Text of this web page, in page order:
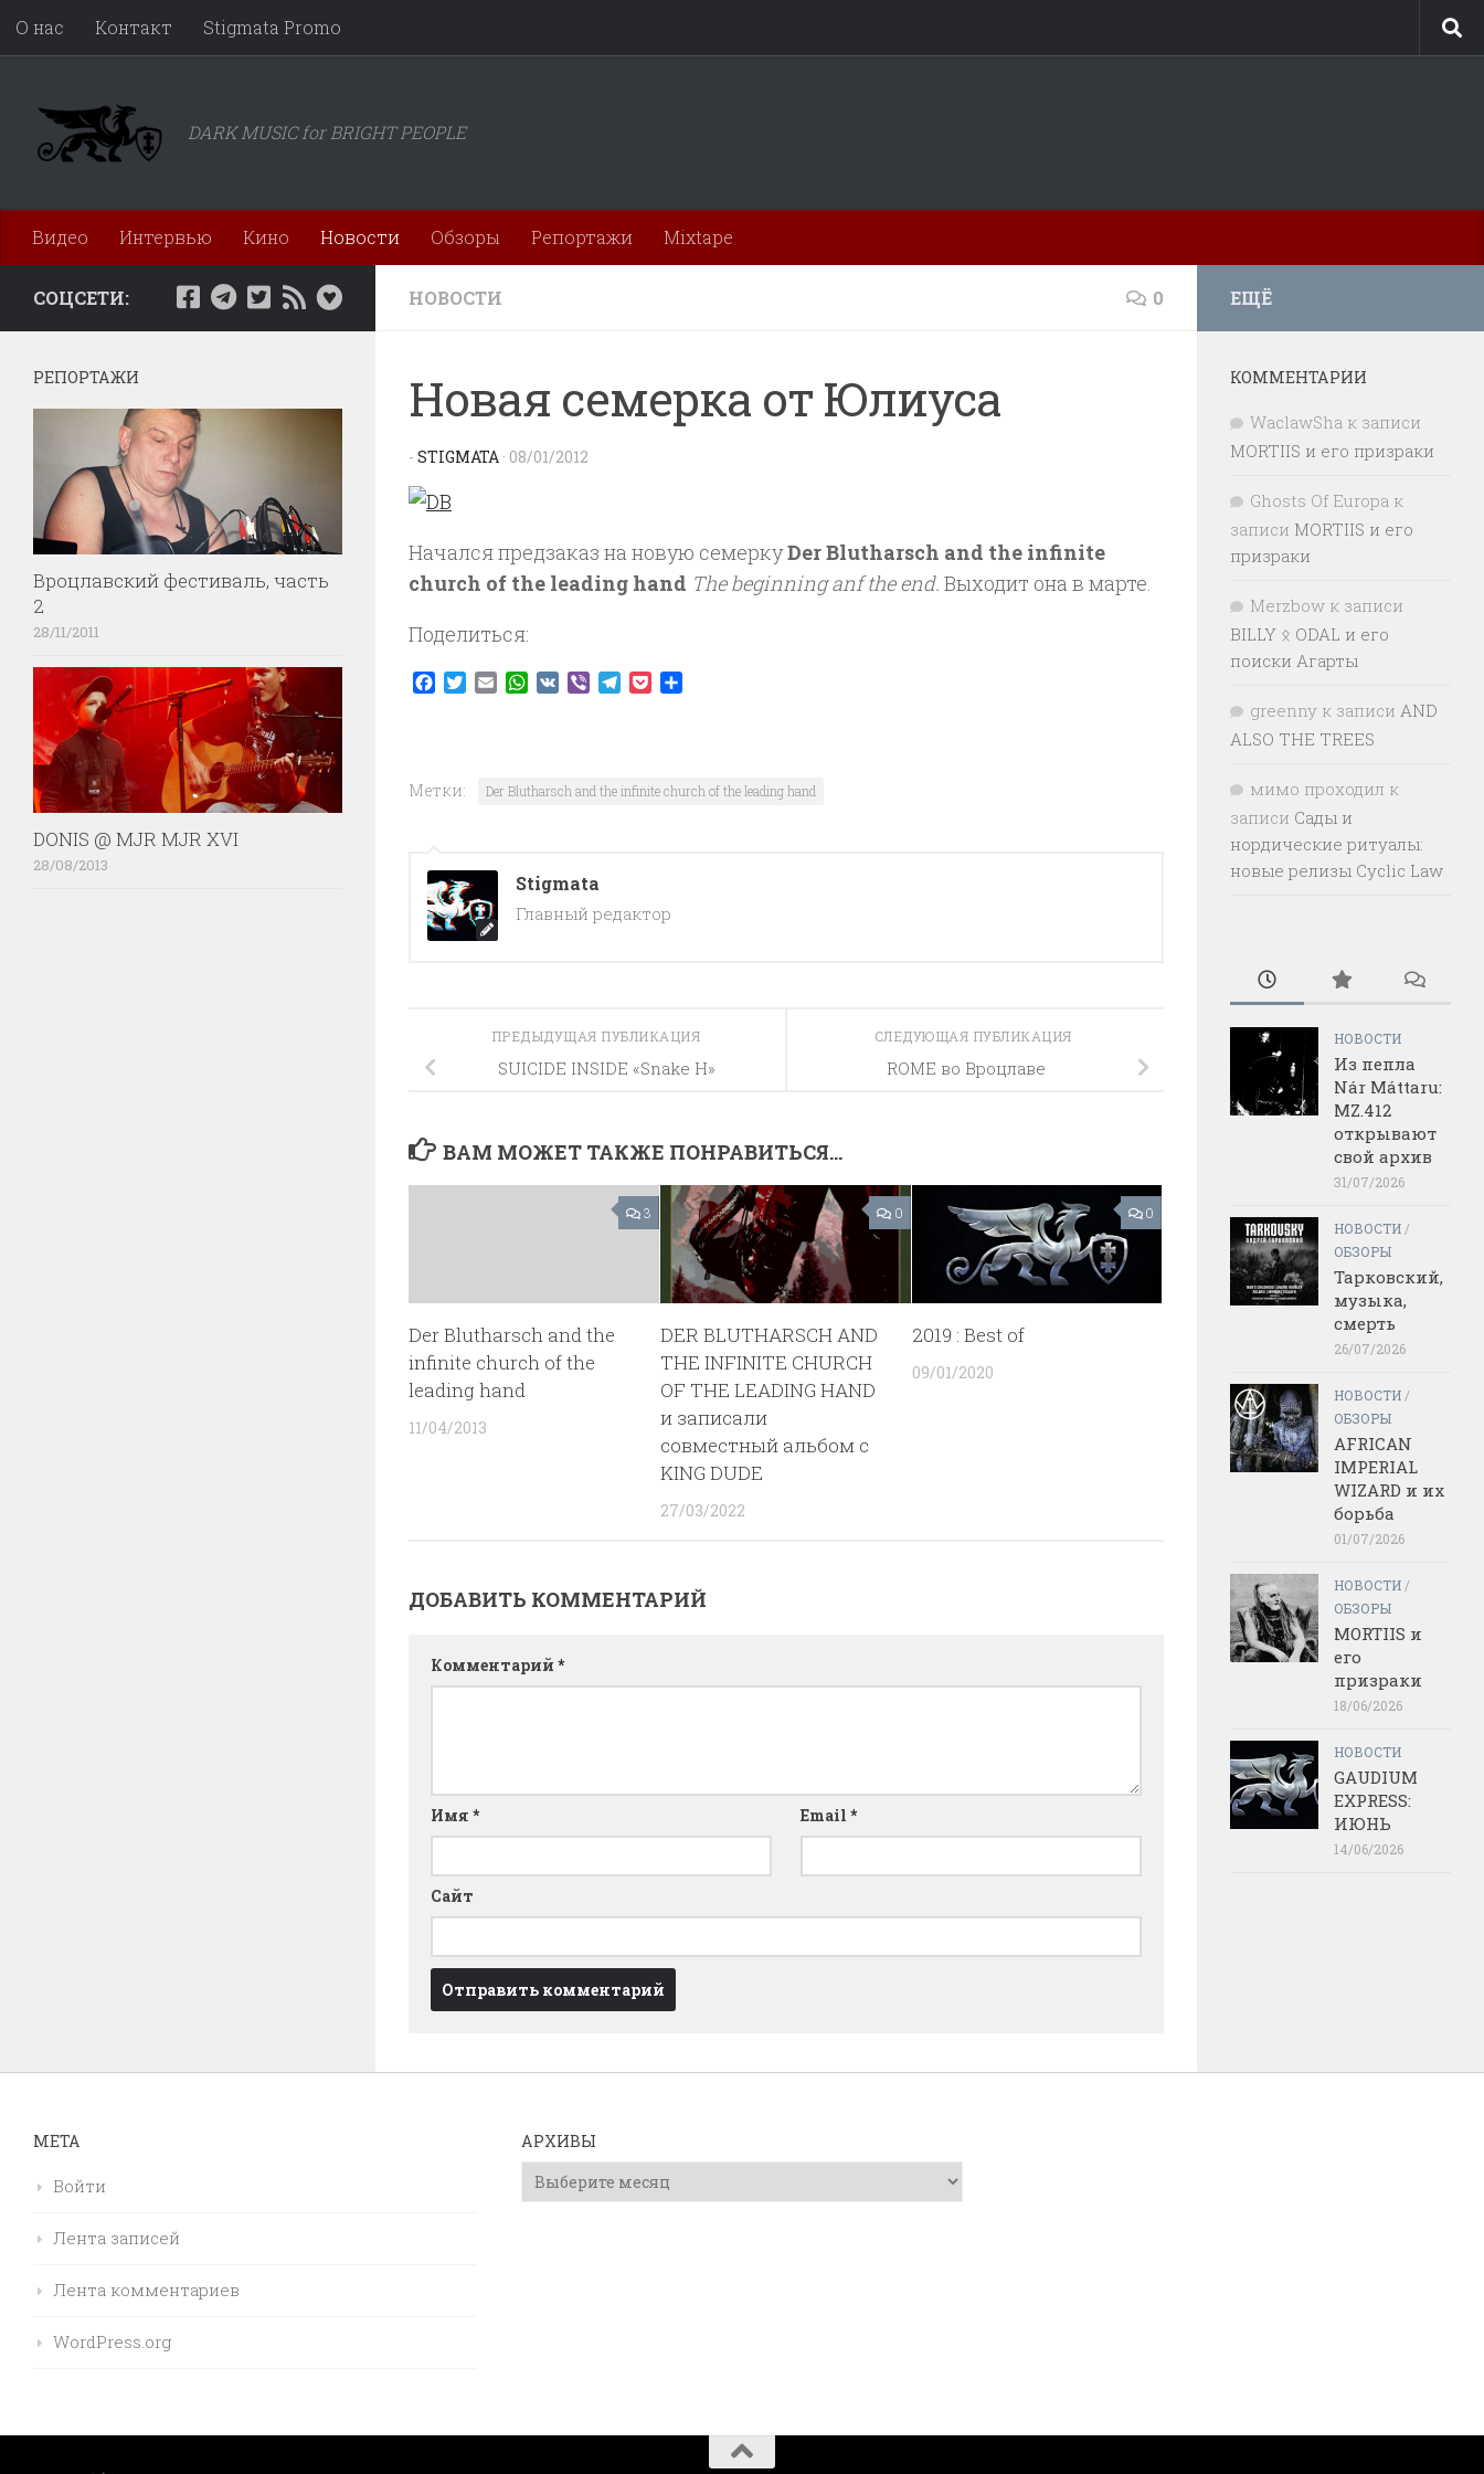
Перейти к содержимому
О нас Контакт Stigmata Promo
DARK MUSIC for BRIGHT PEOPLE
Видео Интервью Кино Новости Обзоры Репортажи Mixtape
НОВОСТИ 0
Новая семерка от Юлиуса
- STIGMATA · 08/01/2012
Начался предзаказ на новую семеркуDer Blutharsch and the infinite
church of the leading hand The beginning anf the end. Выходит она в марте.
Поделиться:
Facebook
TwitterEmailWhatsApp
VK ViberTelegram
Pocket
Метки: Der Blutharsch and the infinite church of the leading hand
Stigmata
Главный редактор
СЛЕДУЮЩАЯ ПУБЛИКАЦИЯ
ROME во Вроцлаве
ПРЕДЫДУЩАЯ ПУБЛИКАЦИЯ
SUICIDE INSIDE «Snake H»
ВАМ МОЖЕТ ТАКЖЕ ПОНРАВИТЬСЯ...
3
Der Blutharsch and the
infinite church of the
leading hand
11/04/2013
0
DER BLUTHARSCH AND
THE INFINITE CHURCH
OF THE LEADING HAND
и записали
совместный альбом с
KING DUDE
27/03/2022
0
2019 : Best of
09/01/2020
ДОБАВИТЬ КОММЕНТАРИЙ
Комментарий *
Имя * Email *
Сайт
СОЦСЕТИ:
РЕПОРТАЖИ
Вроцлавский фестиваль, часть
2
28/11/2011
DONIS @ MJR MJR XVI
28/08/2013
ЕЩЁ
КОММЕНТАРИИ
WaclawSha к записи
MORTIIS и его призраки
Ghosts Of Europa к
записи MORTIIS и его
призраки
Merzbow к записи
BILLY ᛟ ODAL и его
поиски Агарты
greenny к записи AND
ALSO THE TREES
мимо проходил к
записи Сады и
нордические ритуалы:
новые релизы Cyclic Law
НОВОСТИ
Из пепла
Nár Máttaru:
MZ.412
открывают
свой архив
31/07/2026
НОВОСТИ /
ОБЗОРЫ
Тарковский,
музыка,
смерть
26/07/2026
НОВОСТИ /
ОБЗОРЫ
AFRICAN
IMPERIAL
WIZARD и их
борьба
01/07/2026
НОВОСТИ /
ОБЗОРЫ
MORTIIS и
его
призраки
18/06/2026
НОВОСТИ
GAUDIUM
EXPRESS:
ИЮНЬ
14/06/2026
МЕТА
Войти
Лента записей
Лента комментариев
WordPress.org
АРХИВЫ
Архивы